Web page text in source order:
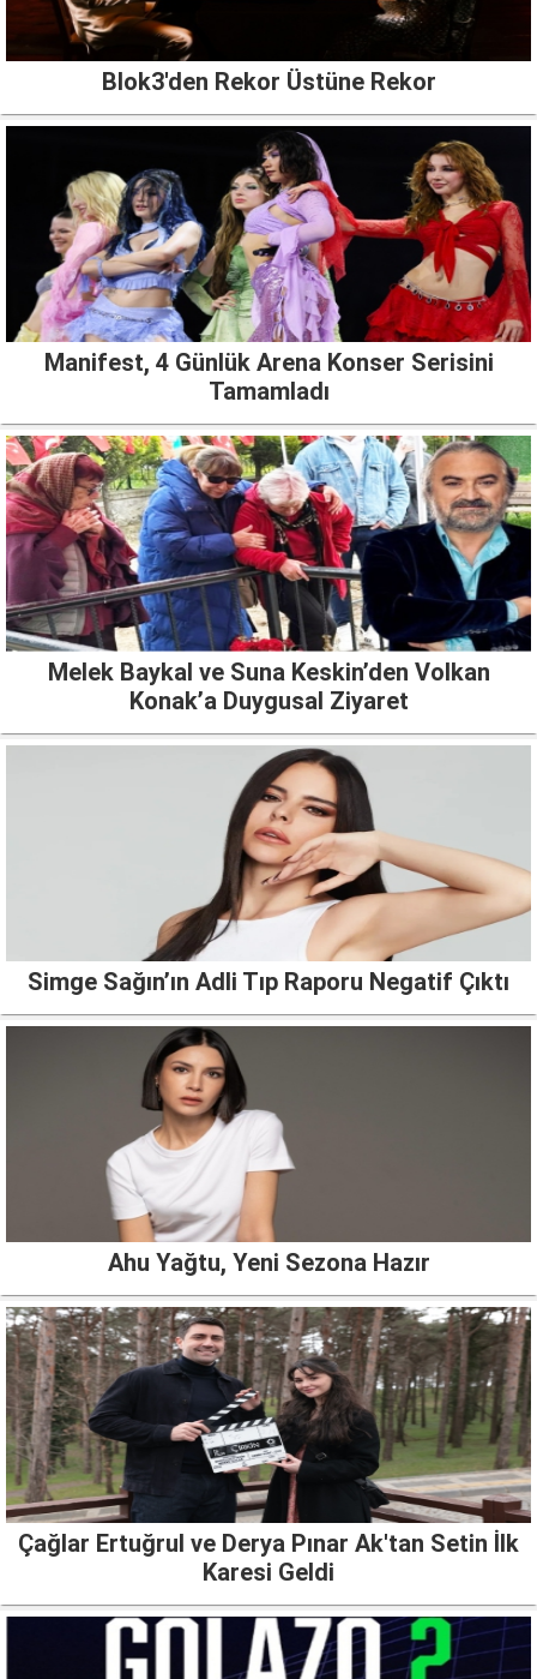
Blok3'den Rekor Üstüne Rekor
Manifest, 4 Günlük Arena Konser Serisini
Tamamladı
Melek Baykal ve Suna Keskin’den Volkan
Konak’a Duygusal Ziyaret
Simge Sağın’ın Adli Tıp Raporu Negatif Çıktı
Ahu Yağtu, Yeni Sezona Hazır
Çağlar Ertuğrul ve Derya Pınar Ak'tan Setin İlk
Karesi Geldi